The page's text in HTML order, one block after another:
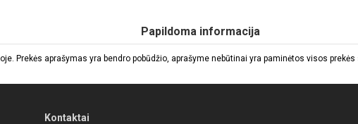
Papildoma informacija
Prekės aprašymas yra bendro pobūdžio, aprašyme nebūtinai yra paminėtos visos
Kontaktai